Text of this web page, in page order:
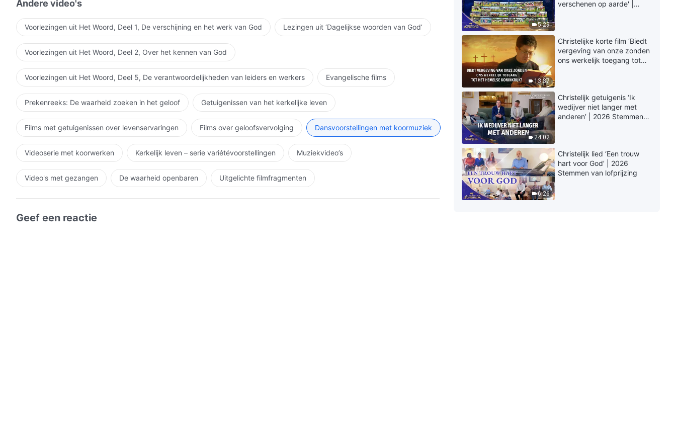
3:20
koninkrijk is verwezenlijkt onder
de mensen’ | Nederlandse
Ondertiteling
3:39
Christelijk lied 2018 ‘Zij die God
oprecht liefhebben zijn allen
eerlijke mensen’ Kinderdans
Andere video's
Voorlezingen uit Het Woord, Deel 1, De verschijning en het werk van God Lezingen uit ‘Dagelijkse woorden van God’
Voorlezingen uit Het Woord, Deel 2, Over het kennen van God
Voorlezingen uit Het Woord, Deel 5, De verantwoordelijkheden van leiders en werkers Evangelische films
Prekenreeks: De waarheid zoeken in het geloof Getuigenissen van het kerkelijke leven
Films met getuigenissen over levenservaringen Films over geloofsvervolging Dansvoorstellingen met koormuziek
Videoserie met koorwerken Kerkelijk leven – serie variétévoorstellingen Muziekvideo’s
Video's met gezangen De waarheid openbaren Uitgelichte filmfragmenten
Geef een reactie
5:29
verschenen op aarde' |
13:37
Christelijke korte film ‘Biedt
vergeving van onze zonden
ons werkelijk toegang tot
24:02
Christelijk getuigenis ‘Ik
wedijver niet langer met
anderen’ | 2026 Stemmen
6:26
Christelijk lied ‘Een trouw
hart voor God’ | 2026
Stemmen van lofprijzing